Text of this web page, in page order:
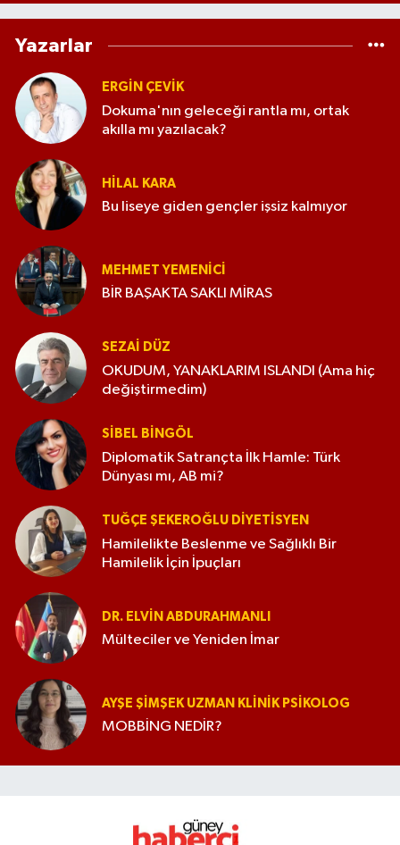
Yazarlar
ERGIN ÇEVİK
Dokuma'nın geleceği rantla mı, ortak
akılla mı yazılacak?
HILAL KARA
Bu liseye giden gençler işsiz kalmıyor
MEHMET YEMENICI
BİR BAŞAKTA SAKLI MİRAS
SEZAI DÜZ
OKUDUM, YANAKLARIM ISLANDI (Ama hiç
değiştirmedim)
SIBEL BINGÖL
Diplomatik Satrançta İlk Hamle: Türk
Dünyası mı, AB mi?
TUĞÇE ŞEKEROĞLU DIYETISYEN
Hamilelikte Beslenme ve Sağlıklı Bir
Hamilelik İçin İpuçları
DR. ELVIN ABDURAHMANLI
Mülteciler ve Yeniden İmar
AYŞE ŞIMŞEK UZMAN KLINIK PSIKOLOG
MOBBİNG NEDİR?